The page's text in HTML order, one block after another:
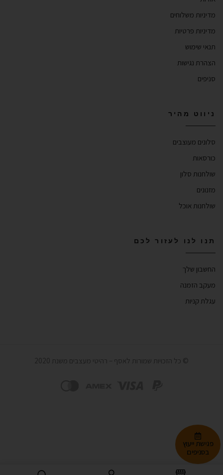
מדיניות משלוחים
מדיניות פרטיות
תנאי שימוש
הצהרת נגישות
סניפים
ניווט מהיר
סלונים מעוצבים
כורסאות
שולחנות סלון
מזנונים
שולחנות אוכל
תנו לנו לעזור לכם
החשבון שלך
מעקב הזמנה
עגלת קניות
© כל הזכויות שמורות לאסף – רהיטי מעצבים משנת 2020
פגישת ייעוץ
בסניפים